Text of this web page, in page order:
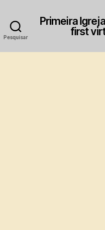
Pesquisar
Primeira
first